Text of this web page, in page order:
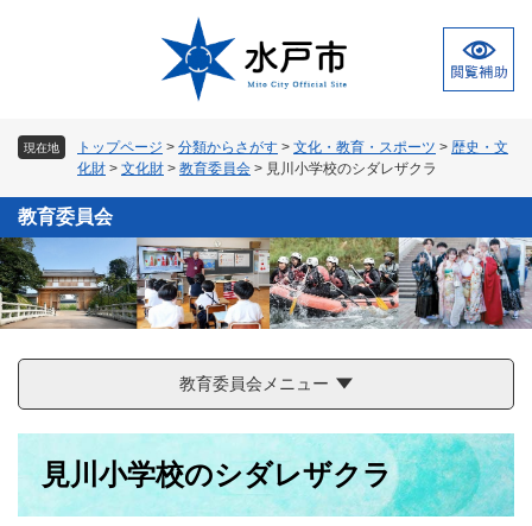
本
文
へ
現在地 トップページ > 分類からさがす > 文化・教育・スポーツ > 歴史・文
化財 > 文化財 > 教育委員会 > 見川小学校のシダレザクラ
教育委員会
教育委員会メニュー
見川小学校のシダレザクラ